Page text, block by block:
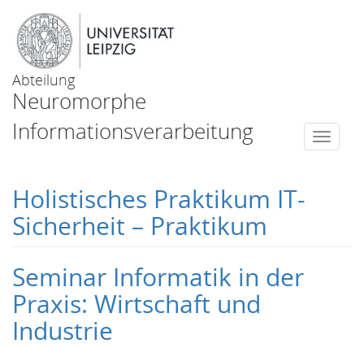
Abteilung
Neuromorphe
Informationsverarbeitung
Holistisches Praktikum IT-
Sicherheit – Praktikum
Seminar Informatik in der
Praxis: Wirtschaft und
Industrie